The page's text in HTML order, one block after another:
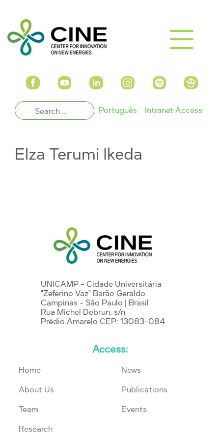
Português Intranet Access
Elza Terumi Ikeda
UNICAMP - Cidade Universitária
"Zeferino Vaz" Barão Geraldo
Campinas - São Paulo | Brasil
Rua Michel Debrun, s/n
Prédio Amarelo CEP: 13083-084
Access:
Home
About Us
Team
Research
News
Publications
Events